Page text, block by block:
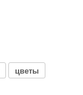
цветы